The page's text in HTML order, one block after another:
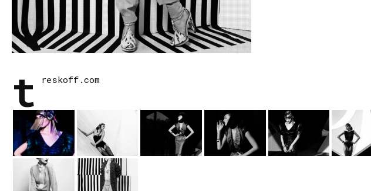
t reskoff.com